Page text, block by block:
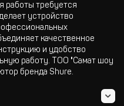
работы требуется
устройство
качественное
и удобство
работу. ТОО "Самат шоу
бренда Shure.